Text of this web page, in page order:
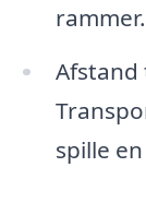
rammer.
Afstand
spille